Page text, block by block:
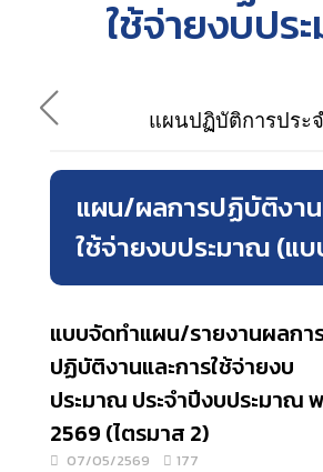
ใช้จ่ายงบปร
แผนปฏิบัติการประ
แผน/ผลการปฏิบัติงาน
ใช้จ่ายงบประมาณ (แ
แบบจัดทำแผน/รายงานผลกา
ปฏิบัติงานและการใช้จ่ายงบ
ประมาณ ประจำปีงบประมาณ
2569 (ไตรมาส 2)
07/05/2569 177